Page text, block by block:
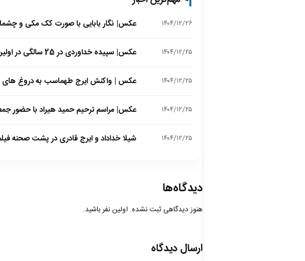
۱۴۰۴/۱۲/۲۶ عکس| نگار بابایی با صورت کک مکی و
۱۴۰۴/۱۲/۲۵ عکس| سپیده خداوردی در 25 سالگی در اولین فیلمش در کنار شهاب حسینی
۱۴۰۴/۱۲/۲۵ عکس | واکنش ایرج طهماسب به دروغ های
۱۴۰۴/۱۲/۲۵ عکس| مراسم ترحیم حمید هیراد با حضور
۱۴۰۴/۱۲/۲۵ شیلا خداداد و ایرج قادری در پشت صحنه فیلم
دیدگاه‌ها
هنوز دیدگاهی ثبت نشده. اولین نفر باشید.
ارسال دیدگاه